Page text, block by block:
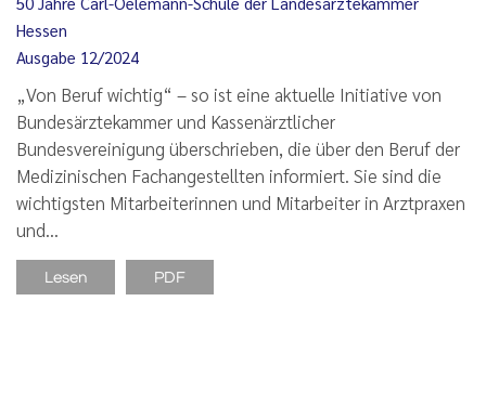
Hessen
Ausgabe 12/2024
„Von Beruf wichtig“ – so ist eine aktuelle Initiative von
Bundesärztekammer und Kassenärztlicher
Bundesvereinigung überschrieben, die über den Beruf der
Medizinischen Fachangestellten informiert. Sie sind die
wichtigsten Mitarbeiterinnen und Mitarbeiter in Arztpraxen
und…
Lesen PDF